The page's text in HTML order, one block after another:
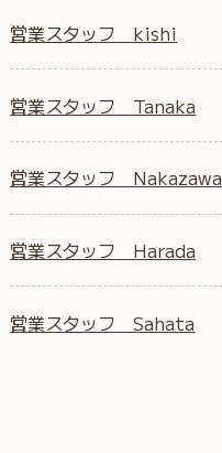
営業スタッフ kishi
営業スタッフ Tanaka
営業スタッフ Nakazawa
営業スタッフ Harada
営業スタッフ Sahata